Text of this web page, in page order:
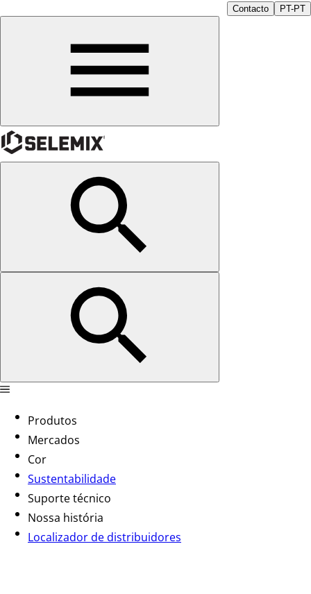
Contacto PT-PT
Produtos
Mercados
Cor
Sustentabilidade
Suporte técnico
Nossa história
Localizador de distribuidores